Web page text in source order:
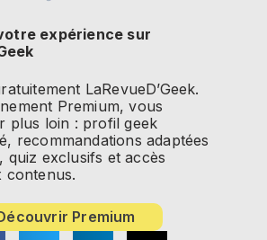
expérience sur
LaRevueD’Geek.
Premium, vous
plus loin : profil geek
recommandations adaptées
quiz exclusifs et accès
contenus.
Premium